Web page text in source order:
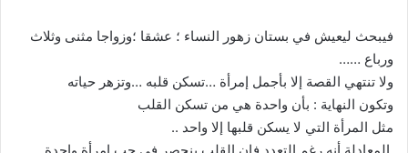
فيبحث ليعيش في بستان زهور النساء ؛ عشقا ؛وزواجا مثنى وثلاث
ورباع ……
ولا تنتهي القصة إلا بأجمل إمرأة …تسكن قلبه …وتزهر حياته
وتكون النهاية : بأن واحدة هي من تسكن القلب
مثل المرأة التي لا يسكن قلبها إلا واحد ..
.المعادلة أنه رغم التعدد فإن القلب ينحصر في حب إمرأة واحدة ..